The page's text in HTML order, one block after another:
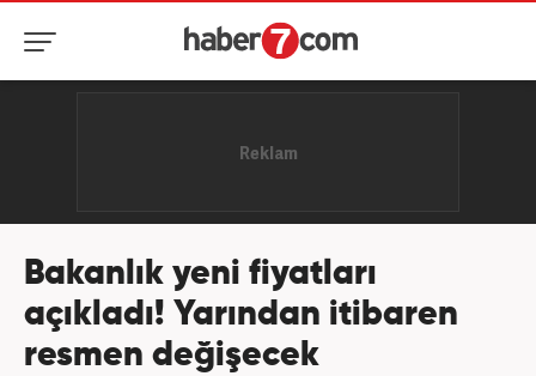
Bakanlık yeni fiyatları
açıkladı! Yarından itibaren
resmen değişecek